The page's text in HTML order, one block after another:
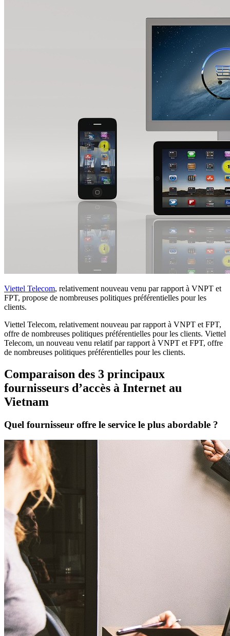
Viettel Telecom, relativement nouveau venu par rapport à VNPT et
FPT, propose de nombreuses politiques préférentielles pour les
clients.
Viettel Telecom, relativement nouveau par rapport à VNPT et FPT,
offre de nombreuses politiques préférentielles pour les clients. Viettel
Telecom, un nouveau venu relatif par rapport à VNPT et FPT, offre
de nombreuses politiques préférentielles pour les clients.
Comparaison des 3 principaux
fournisseurs d’accès à Internet au
Vietnam
Quel fournisseur offre le service le plus abordable ?